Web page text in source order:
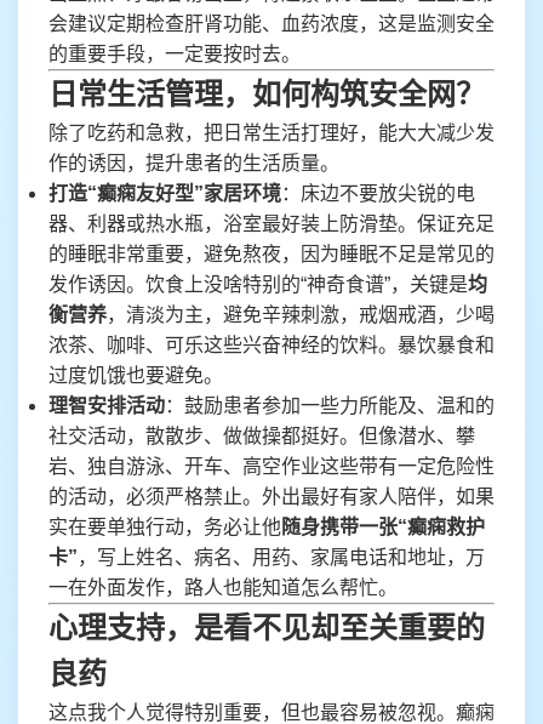
会建议定期检查肝肾功能、血药浓度，这是监测安全
的重要手段，一定要按时去。
日常生活管理，如何构筑安全网？
除了吃药和急救，把日常生活打理好，能大大减少发
作的诱因，提升患者的生活质量。
打造“癫痫友好型”家居环境：床边不要放尖锐的电
器、利器或热水瓶，浴室最好装上防滑垫。保证充足
的睡眠非常重要，避免熬夜，因为睡眠不足是常见的
发作诱因。饮食上没啥特别的“神奇食谱”，关键是均
衡营养，清淡为主，避免辛辣刺激，戒烟戒酒，少喝
浓茶、咖啡、可乐这些兴奋神经的饮料。暴饮暴食和
过度饥饿也要避免。
理智安排活动：鼓励患者参加一些力所能及、温和的
社交活动，散散步、做做操都挺好。但像潜水、攀
岩、独自游泳、开车、高空作业这些带有一定危险性
的活动，必须严格禁止。外出最好有家人陪伴，如果
实在要单独行动，务必让他随身携带一张“癫痫救护
卡”，写上姓名、病名、用药、家属电话和地址，万
一在外面发作，路人也能知道怎么帮忙。
心理支持，是看不见却至关重要的
良药
这点我个人觉得特别重要，但也最容易被忽视。癫痫